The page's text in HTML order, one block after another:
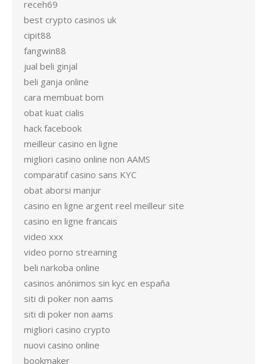
receh69
best crypto casinos uk
cipit88
fangwin88
jual beli ginjal
beli ganja online
cara membuat bom
obat kuat cialis
hack facebook
meilleur casino en ligne
migliori casino online non AAMS
comparatif casino sans KYC
obat aborsi manjur
casino en ligne argent reel meilleur site
casino en ligne francais
video xxx
video porno streaming
beli narkoba online
casinos anónimos sin kyc en españa
siti di poker non aams
siti di poker non aams
migliori casino crypto
nuovi casino online
bookmaker